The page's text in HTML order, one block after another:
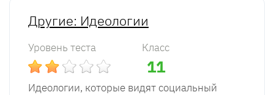
Другие: Идеологии
Уровень теста Класс
11
Идеологии, которые видят социальный